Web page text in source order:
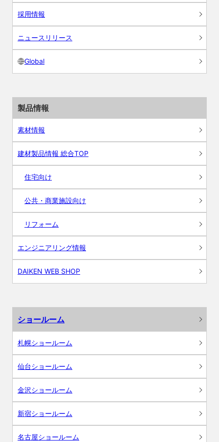
採用情報
ニュースリリース
Global
製品情報
素材情報
建材製品情報 総合TOP
住宅向け
公共・商業施設向け
リフォーム
エンジニアリング情報
DAIKEN WEB SHOP
ショールーム
札幌ショールーム
仙台ショールーム
金沢ショールーム
新宿ショールーム
名古屋ショールーム